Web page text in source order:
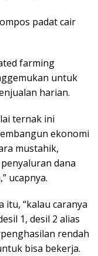
padat cair
farming
untuk
harian.
ternak ini
ekonomi
mustahik,
dana
ucapnya.
itu, “kalau caranya
1, desil 2 alias
rendah
bisa bekerja.